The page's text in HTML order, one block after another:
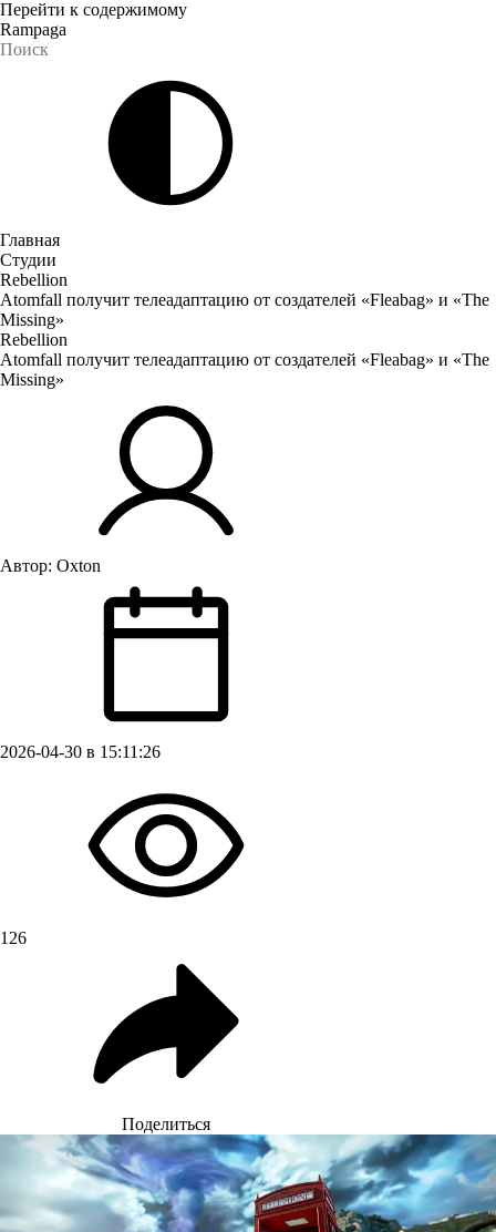
Перейти к содержимому
Rampaga
Главная
Студии
Rebellion
Atomfall получит телеадаптацию от создателей «Fleabag» и «The
Missing»
Rebellion
Atomfall получит телеадаптацию от создателей «Fleabag» и «The
Missing»
Автор: Oxton
2026-04-30 в 15:11:26
126
Поделиться